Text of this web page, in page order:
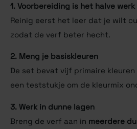
1. Voorbereiding is het halve werk
Reinig eerst het leer dat je wilt
zodat de verf beter hecht.
2. Meng je basiskleuren
De set bevat vijf primaire
een teststukje om de kleurmix
3. Werk in dunne lagen
Breng de verf aan in meerdere